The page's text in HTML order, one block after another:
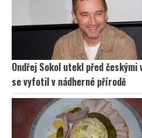
Ondřej Sokol utekl před
se vyfotil v nádherné přírodě